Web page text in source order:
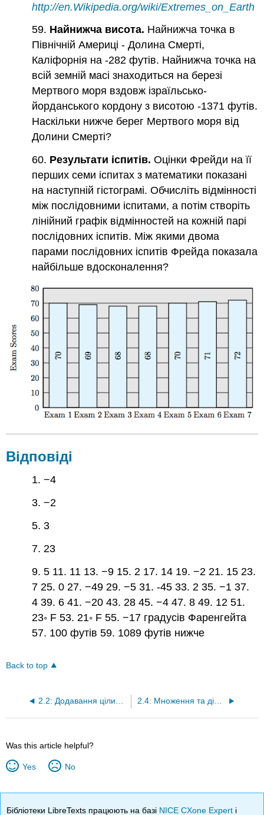
http://en.Wikipedia.org/wiki/Extremes_on_Earth
59. Найнижча висота. Найнижча точка в
Північній Америці - Долина Смерті,
Каліфорнія на -282 футів. Найнижча точка на
всій земній масі знаходиться на березі
Мертвого моря вздовж ізраїльсько-
йорданського кордону з висотою -1371 футів.
Наскільки нижче берег Мертвого моря від
Долини Смерті?
60. Результати іспитів.Оцінки Фрейди на її
перших семи іспитах з математики показані
на наступній гістограмі. Обчисліть відмінності
між послідовними іспитами, а потім створіть
лінійний графік відмінностей на кожній парі
послідовних іспитів. Між якими двома
парами послідовних іспитів Фрейда показала
найбільше вдосконалення?
Відповіді
1. −4
3. −2
5. 3
7. 23
9. 5 11. 11 13. −9 15. 2 17. 14 19. −2 21. 15 23.
7 25. 0 27. −49 29. −5 31. -45 33. 2 35. −1 37.
4 39. 6 41. −20 43. 28 45. −4 47. 8 49. 12 51.
23◦ F 53. 21◦ F 55. −17 градусів Фаренгейта
57. 100 футів 59. 1089 футів нижче
Back to top
2.4: Множення та ділення цілих чисел
Was this article helpful?
Yes No
Бібліотеки LibreTexts працюють на базі NICE CXone Expert і